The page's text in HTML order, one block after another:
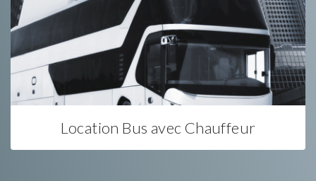
Location Bus avec Chauffeur